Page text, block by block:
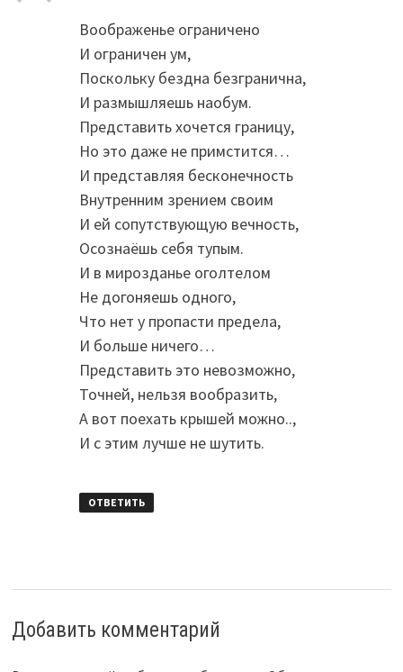
Воображенье ограничено
И ограничен ум,
Поскольку бездна безгранична,
И размышляешь наобум.
Представить хочется границу,
Но это даже не примстится…
И представляя бесконечность
Внутренним зрением своим
И ей сопутствующую вечность,
Осознаёшь себя тупым.
И в мирозданье оголтелом
Не догоняешь одного,
Что нет у пропасти предела,
И больше ничего…
Представить это невозможно,
Точней, нельзя вообразить,
А вот поехать крышей можно..,
И с этим лучше не шутить.
ОТВЕТИТЬ
Добавить комментарий